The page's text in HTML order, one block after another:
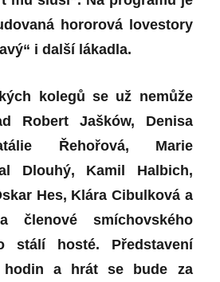
hororová lovestory
i další lákadla.
kolegů se už nemůže
Robert Jašków, Denisa
Řehořová, Marie
Dlouhý, Kamil Halbich,
Hes, Klára Cibulková a
členové smíchovského
stálí hosté. Představení
a hrát se bude za